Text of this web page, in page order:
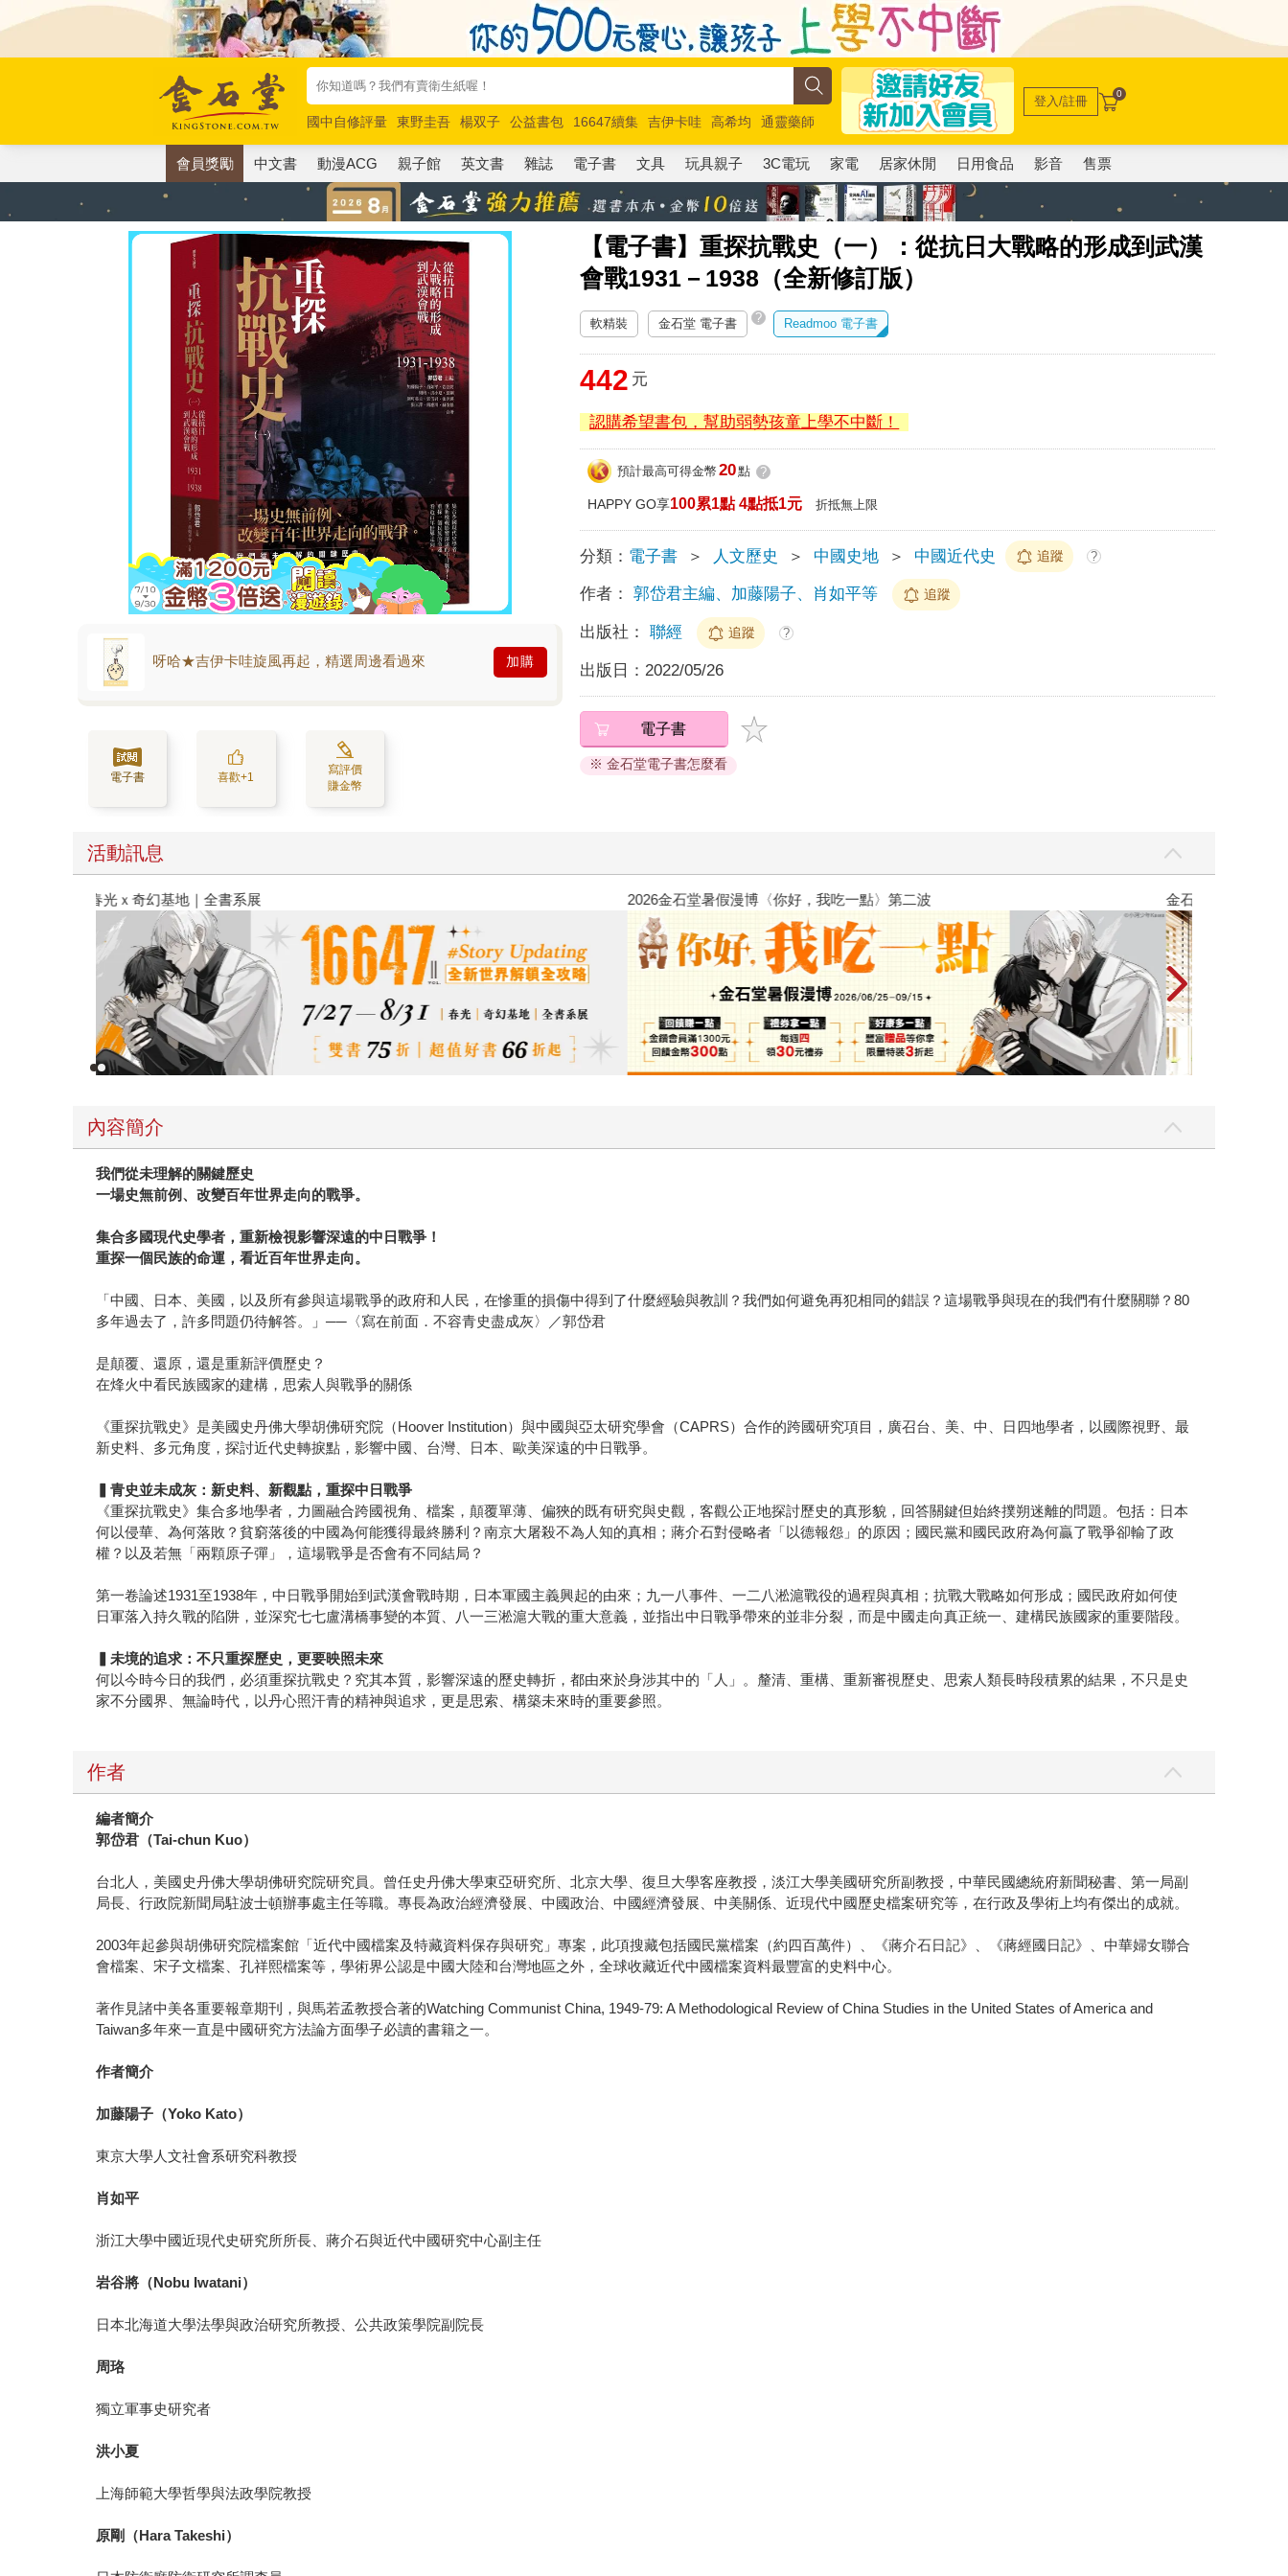
國中自修評量 東野圭吾 楊双子 公益書包 16647續集 吉伊卡哇 高希均
通靈藥師
唯紅花綻放
奧德賽 路邊攤新作 馬斯克 玩具總動員5 超慢跑
登入/註冊 0
會員獎勵 中文書 動漫ACG 親子館 英文書 雜誌 電子書 文具 玩具親子 3C電玩 家電 居家休閒 日用食品 影音 售票
【電子書】重探抗戰史（一）：從抗日大戰略的形成到武漢
會戰1931－1938（全新修訂版）
呀哈★吉伊卡哇旋風再起，精選周邊看過來 加購
電子書 喜歡+1
寫評價
賺金幣
軟精裝 金石堂 電子書 ? Readmoo 電子書
442 元
認購希望書包，幫助弱勢孩童上學不中斷！
預計最高可得金幣 20點 ?
HAPPY GO享100累1點 4點抵1元 折抵無上限
分類： 電子書 ＞ 人文歷史 ＞ 中國史地 ＞ 中國近代史 追蹤 ?
作者： 郭岱君主編、加藤陽子、肖如平等 追蹤
出版社： 聯經 追蹤 ?
出版日： 2022/05/26
電子書
※ 金石堂電子書怎麼看
活動訊息
春光ｘ奇幻基地｜全書系展 2026金石堂暑假漫博〈你好，我吃一點〉第二波 金石堂2026海
內容簡介
我們從未理解的關鍵歷史
一場史無前例、改變百年世界走向的戰爭。
集合多國現代史學者，重新檢視影響深遠的中日戰爭！
重探一個民族的命運，看近百年世界走向。
「中國、日本、美國，以及所有參與這場戰爭的政府和人民，在慘重的損傷中得到了什麼經驗與教訓？我們如何避免再犯相同的錯誤？這場戰爭與現在的我們有什麼關聯？80
多年過去了，許多問題仍待解答。」──〈寫在前面．不容青史盡成灰〉／郭岱君
是顛覆、還原，還是重新評價歷史？
在烽火中看民族國家的建構，思索人與戰爭的關係
《重探抗戰史》是美國史丹佛大學胡佛研究院（Hoover Institution）與中國與亞太研究學會（CAPRS）合作的跨國研究項目，廣召台、美、中、日四地學者，以國際視野、最
新史料、多元角度，探討近代史轉捩點，影響中國、台灣、日本、歐美深遠的中日戰爭。
▍青史並未成灰：新史料、新觀點，重探中日戰爭
《重探抗戰史》集合多地學者，力圖融合跨國視角、檔案，顛覆單薄、偏狹的既有研究與史觀，客觀公正地探討歷史的真形貌，回答關鍵但始終撲朔迷離的問題。包括：日本
何以侵華、為何落敗？貧窮落後的中國為何能獲得最終勝利？南京大屠殺不為人知的真相；蔣介石對侵略者「以德報怨」的原因；國民黨和國民政府為何贏了戰爭卻輸了政
權？以及若無「兩顆原子彈」，這場戰爭是否會有不同結局？
第一卷論述1931至1938年，中日戰爭開始到武漢會戰時期，日本軍國主義興起的由來；九一八事件、一二八淞滬戰役的過程與真相；抗戰大戰略如何形成；國民政府如何使
日軍落入持久戰的陷阱，並深究七七盧溝橋事變的本質、八一三淞滬大戰的重大意義，並指出中日戰爭帶來的並非分裂，而是中國走向真正統一、建構民族國家的重要階段。
▍未境的追求：不只重探歷史，更要映照未來
何以今時今日的我們，必須重探抗戰史？究其本質，影響深遠的歷史轉折，都由來於身涉其中的「人」。釐清、重構、重新審視歷史、思索人類長時段積累的結果，不只是史
家不分國界、無論時代，以丹心照汗青的精神與追求，更是思索、構築未來時的重要參照。
作者
編者簡介
郭岱君（Tai-chun Kuo）
台北人，美國史丹佛大學胡佛研究院研究員。曾任史丹佛大學東亞研究所、北京大學、復旦大學客座教授，淡江大學美國研究所副教授，中華民國總統府新聞秘書、第一局副
局長、行政院新聞局駐波士頓辦事處主任等職。專長為政治經濟發展、中國政治、中國經濟發展、中美關係、近現代中國歷史檔案研究等，在行政及學術上均有傑出的成就。
2003年起參與胡佛研究院檔案館「近代中國檔案及特藏資料保存與研究」專案，此項搜藏包括國民黨檔案（約四百萬件）、《蔣介石日記》、《蔣經國日記》、中華婦女聯合
會檔案、宋子文檔案、孔祥熙檔案等，學術界公認是中國大陸和台灣地區之外，全球收藏近代中國檔案資料最豐富的史料中心。
著作見諸中美各重要報章期刊，與馬若孟教授合著的Watching Communist China, 1949-79: A Methodological Review of China Studies in the United States of America and
Taiwan多年來一直是中國研究方法論方面學子必讀的書籍之一。
作者簡介
加藤陽子（Yoko Kato）
東京大學人文社會系研究科教授
肖如平
浙江大學中國近現代史研究所所長、蔣介石與近代中國研究中心副主任
岩谷將（Nobu Iwatani）
日本北海道大學法學與政治研究所教授、公共政策學院副院長
周珞
獨立軍事史研究者
洪小夏
上海師範大學哲學與法政學院教授
原剛（Hara Takeshi）